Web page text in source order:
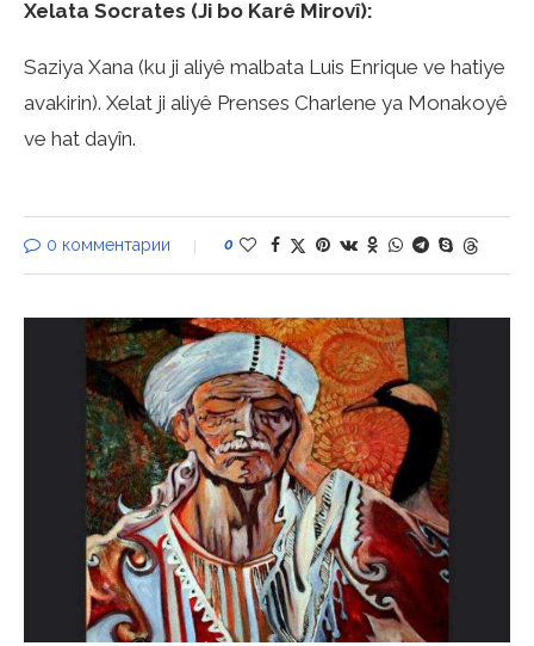
Xelata Socrates (Ji bo Karê Mirovî):
Saziya Xana (ku ji aliyê malbata Luis Enrique ve hatiye
avakirin). Xelat ji aliyê Prenses Charlene ya Monakoyê
ve hat dayîn.
0 комментарии 0